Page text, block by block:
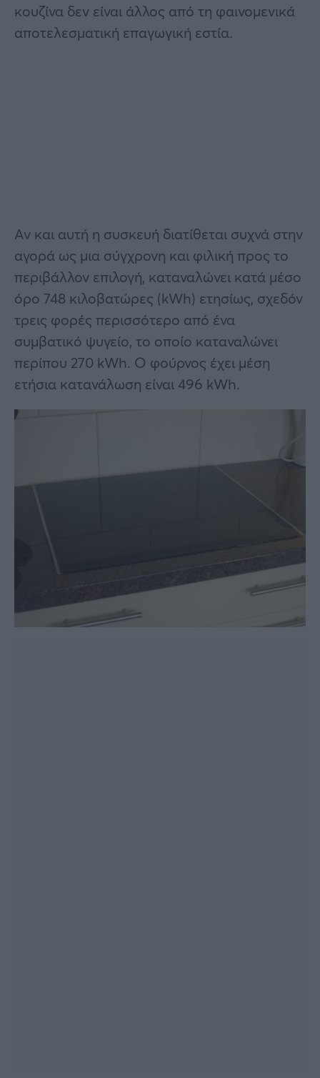
κουζίνα δεν είναι άλλος από τη φαινομενικά
αποτελεσματική επαγωγική εστία.
Αν και αυτή η συσκευή διατίθεται συχνά στην
αγορά ως μια σύγχρονη και φιλική προς το
περιβάλλον επιλογή, καταναλώνει κατά μέσο
όρο 748 κιλοβατώρες (kWh) ετησίως, σχεδόν
τρεις φορές περισσότερο από ένα
συμβατικό ψυγείο, το οποίο καταναλώνει
περίπου 270 kWh. Ο φούρνος έχει μέση
ετήσια κατανάλωση είναι 496 kWh.